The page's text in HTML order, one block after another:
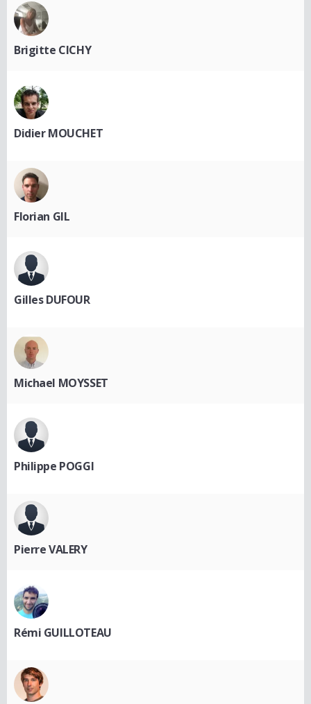
Brigitte CICHY
Didier MOUCHET
Florian GIL
Gilles DUFOUR
Michael MOYSSET
Philippe POGGI
Pierre VALERY
Rémi GUILLOTEAU